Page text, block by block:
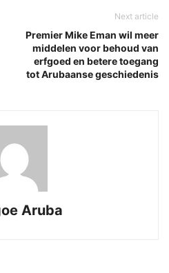
Next article
Premier Mike Eman wil meer
middelen voor behoud van
erfgoed en betere toegang
tot Arubaanse geschiedenis
Aruba